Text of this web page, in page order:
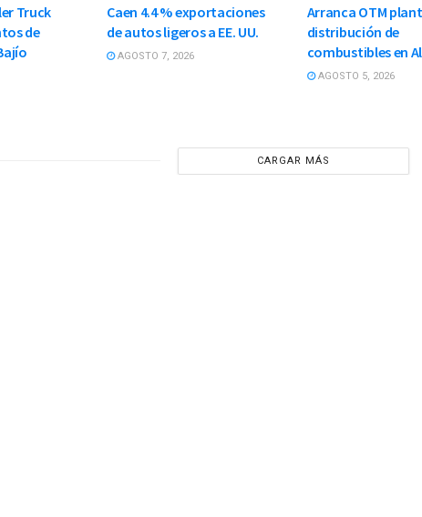
Truck
de
Caen 4.4 % exportaciones
de autos ligeros a EE. UU.
AGOSTO 7, 2026
Arranca OTM
distribución de
combustibles en
AGOSTO 5, 2026
CARGAR MÁS